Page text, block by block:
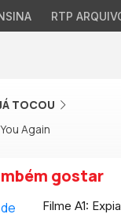
RTP
TOCOU
Again
gostar
Filme A1: